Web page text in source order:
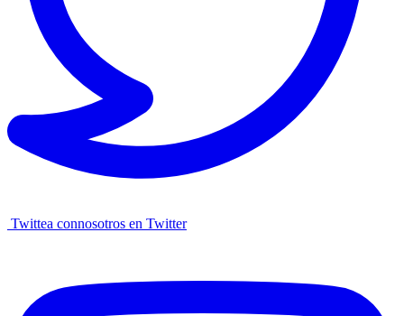
Twittea connosotros en Twitter